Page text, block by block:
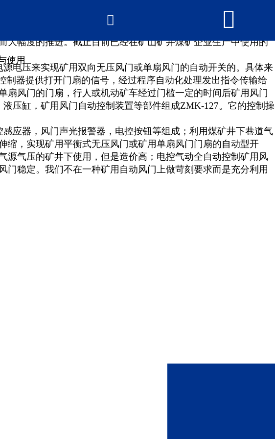
网站首页
新闻中心
2026世界杯官网
荣誉资质
厂房厂景
联系我们
使用
 
幅度的推进。截止目前已经在矿山矿井煤矿企业生产中使用的
电压来实现矿用双向无压风门或单扇风门的自动开关的。具体来
器提供打开门扇的信号，经过程序自动化处理发出指令传输给
风门的门扇，行人或机动矿车经过门槛一定的时间后矿用风门
压缸，矿用风门自动控制装置等部件组成ZMK-127。它的控制操
应器，风门声光报警器，电控按钮等组成；利用煤矿井下巷道气
，实现矿用平衡式无压风门或矿用单扇风门门扇的自动型开
气压的矿井下使用，但是造价高；电控气动全自动控制矿用风
稳定。我们不在一种矿用自动风门上做苛刻要求而是充分利用